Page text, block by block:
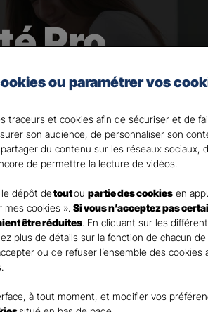
Pro
agriculteur ou vous exercez
de votre santé un actif
?
ou paramétrer vos
traceurs et cookies afin de sécuriser et de
son audience, de personnaliser son
du contenu sur les réseaux sociaux,
de permettre la lecture de vidéos.
dépôt detoutou partie des cookies en
mes cookies ». Si vous n’acceptez pas
être réduites. En cliquant sur les
plus de détails sur la fonction de chacun
ou de refuser l’ensemble des cookies
à tout moment, et modifier vos